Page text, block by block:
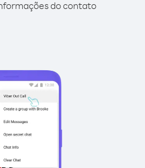
do contato